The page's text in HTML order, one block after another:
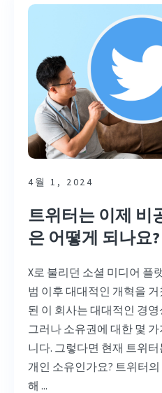
4월 1, 2024
트위터는 이제 비
은 어떻게 되나요?
X로 불리던 소셜 미디어 플
범 이후 대대적인 개혁을
된 이 회사는 대대적인 경
그러나 소유권에 대한 몇
니다. 그렇다면 현재 트위
개인 소유인가요? 트위터
해 ...